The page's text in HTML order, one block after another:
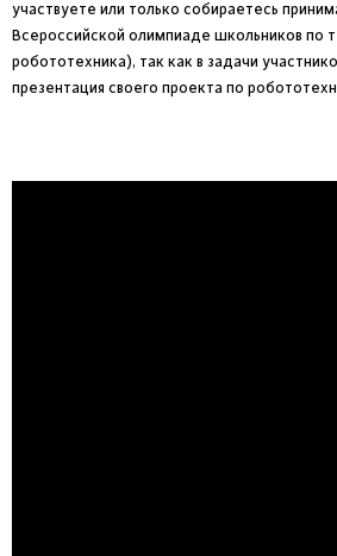
участвуете или только собираетесь
Всероссийской олимпиаде школьников по
робототехника), так как в задачи
презентация своего проекта по